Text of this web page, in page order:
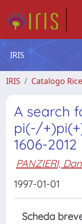
IRIS
IRIS Catalogo
A search
pi(-/
1606-
PANZIERI,
1997-01-01
Scheda